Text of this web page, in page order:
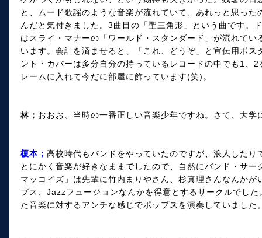
と、ムード歌謡のような音楽が流れていて、あれっと思っ
んだと気付きました。3曲目の「聖三角形」という曲です。
はスライ・マナーの「ワールド・スタンダード」が流れて
います。会計を済ませると、「これ、どうぞ」と宣伝用ポ
ント・カバーは多分自分の持っているレコードの中でも1、
レームに入れて今だに部屋に飾っています(笑)。
林； おおお、当時の一番正しい音楽少年ですね。さて、大
榎本； 高校時代もバンドをやっていたのですが、浪人した
とにかく音楽が好きなままでしたので、自然にバンド・サ
マッコイズ」は先輩に竹内まりやさん、杉真理さんなんか
プス、Jazzフュージョンなんかを得意とするサークルでし
た音楽に対するアンチな感じでポップスを演奏していまし